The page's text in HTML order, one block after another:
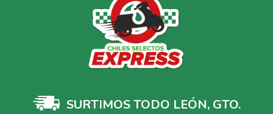
SURTIMOS TODO LEÓN, GTO.